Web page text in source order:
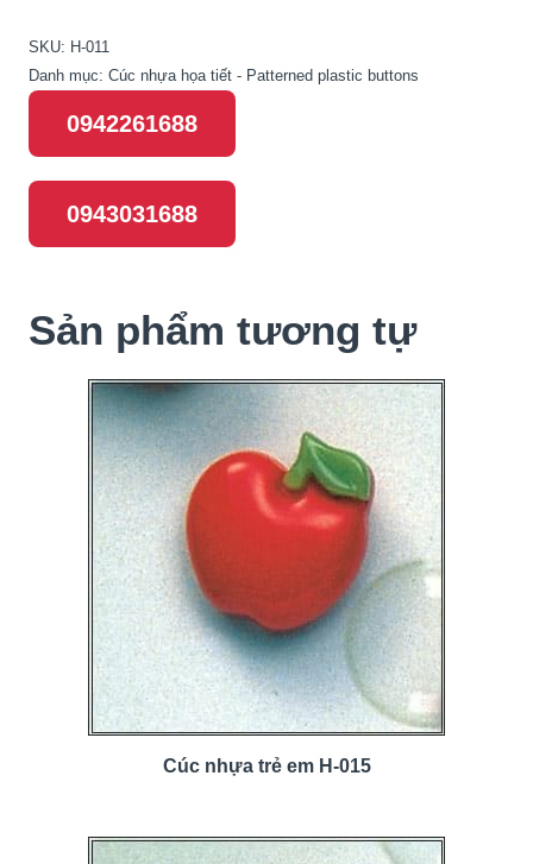
SKU: H-011
Danh mục: Cúc nhựa họa tiết - Patterned plastic buttons
0942261688
0943031688
Sản phẩm tương tự
Cúc nhựa trẻ em H-015